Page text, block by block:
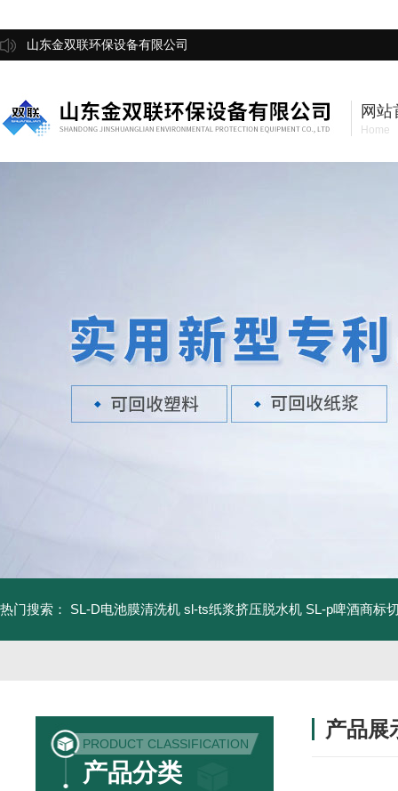
山东金双联环保设备有限公司
网站
Home
热门搜索： SL-D电池膜清洗机 sl-ts纸浆挤压脱水机 SL-p啤酒商标
PRODUCT CLASSIFICATION
产品分类
产品展